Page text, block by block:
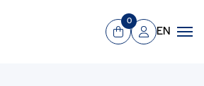
Panier
0
Mon compte
EN